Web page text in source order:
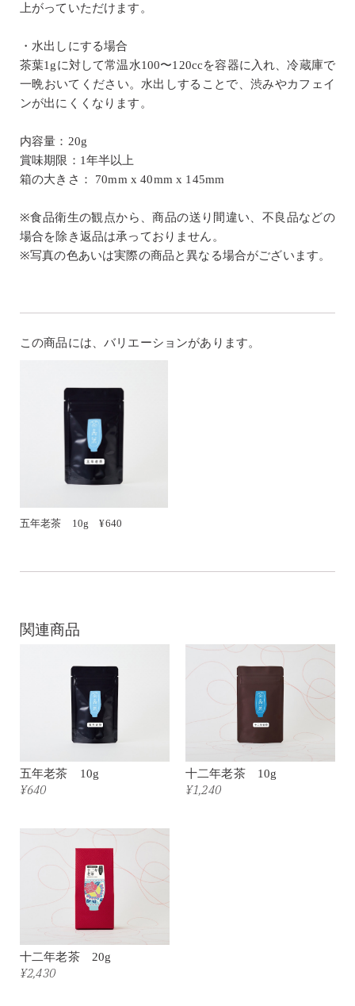
上がっていただけます。
・水出しにする場合
茶葉1gに対して常温水100〜120ccを容器に入れ、冷蔵庫で
一晩おいてください。水出しすることで、渋みやカフェイ
ンが出にくくなります。
内容量：20g
賞味期限：1年半以上
箱の大きさ： 70mm x 40mm x 145mm
※食品衛生の観点から、商品の送り間違い、不良品などの
場合を除き返品は承っておりません。
※写真の色あいは実際の商品と異なる場合がございます。
この商品には、バリエーションがあります。
五年老茶 10g ¥640
関連商品
五年老茶 10g
¥640
十二年老茶 10g
¥1,240
十二年老茶 20g
¥2,430